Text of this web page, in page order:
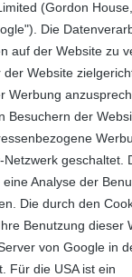
(Gordon
Die
auf der Website zu
Website
Werbung
Besuchern der
geschaltet.
Analyse der
Die durch den
Benutzung dieser
von Google in
Für die USA ist ein